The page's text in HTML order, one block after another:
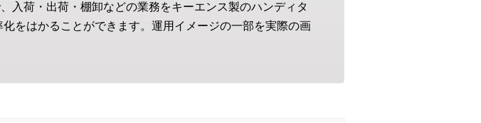
入荷・出荷・棚卸などの業務をキーエンス製のハンディタ
をはかることができます。運用イメージの一部を実際の画